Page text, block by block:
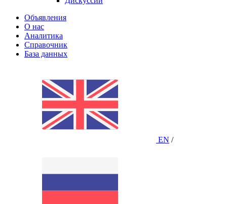
Объявления
О нас
Аналитика
Справочник
База данных
EN /